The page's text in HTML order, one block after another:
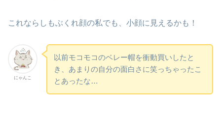
これならしもぶくれ顔の私でも、小顔に見えるかも！
にゃんこ
以前モコモコのベレー帽を衝動買いしたと
き、あまりの自分の面白さに笑っちゃったこ
とあったな…